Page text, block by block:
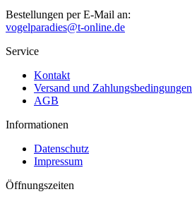
Bestellungen per E-Mail an:
vogelparadies@t-online.de
Service
Kontakt
Versand und Zahlungsbedingungen
AGB
Informationen
Datenschutz
Impressum
Öffnungszeiten